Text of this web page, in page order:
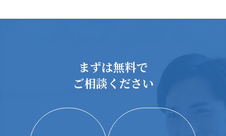
まずは無料で
ご相談ください